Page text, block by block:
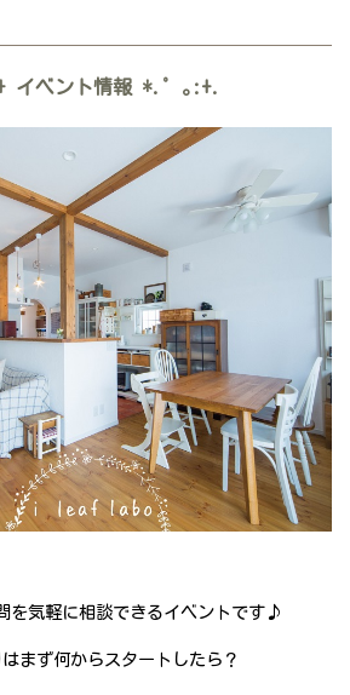
イベント情報 *.゜｡:+.
を気軽に相談できるイベントです♪
まず何からスタートしたら？